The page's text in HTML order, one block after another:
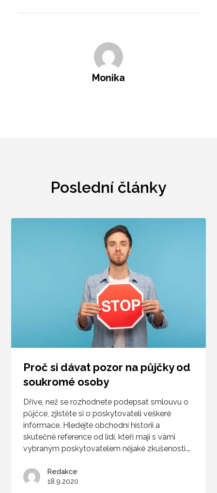
Monika
Poslední články
Proč si dávat pozor na půjčky od
soukromé osoby
Dříve, než se rozhodnete podepsat smlouvu o
půjčce, zjistěte si o poskytovateli veškeré
informace. Hledejte obchodní historii a
skutečné reference od lidí, kteří mají s vámi
vybraným poskytovatelem nějaké zkušenosti.…
Redakce
18.9.2020